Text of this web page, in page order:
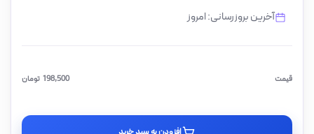
آخرین بروزرسانی: امروز
قیمت تومان 198,500